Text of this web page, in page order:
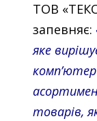
ТОВ
запевняє:
яке
товарів,